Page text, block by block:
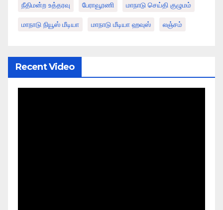
நீதிமன்ற உத்தரவு பேராவூரணி மாநாடு செய்தி குழுமம்
மாநாடு நியூஸ் மீடியா மாநாடு மீடியா ஹவுஸ் லஞ்சம்
Recent Video